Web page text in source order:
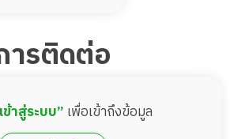
ารติดต่อ
ข้าสู่ระบบ” เพื่อเข้าถึงข้อมูล